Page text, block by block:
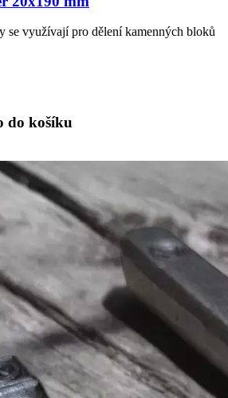
se využívají pro dělení kamenných bloků
do košíku